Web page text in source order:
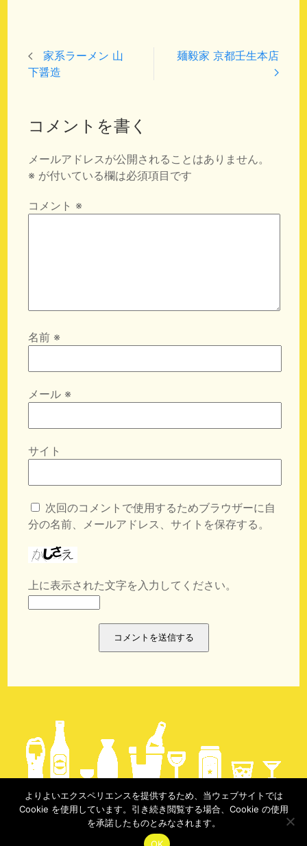
家系ラーメン 山
下醤造
麺毅家 京都壬生本店
コメントを書く
メールアドレスが公開されることはありません。
※ が付いている欄は必須項目です
コメント ※
名前 ※
メール ※
サイト
次回のコメントで使用するためブラウザーに自
分の名前、メールアドレス、サイトを保存する。
上に表示された文字を入力してください。
copyright @実録酩酊生活 2017-
よりよいエクスペリエンスを提供するため、当ウェブサイトでは
Cookie を使用しています。引き続き閲覧する場合、Cookie の使用
を承諾したものとみなされます。
OK